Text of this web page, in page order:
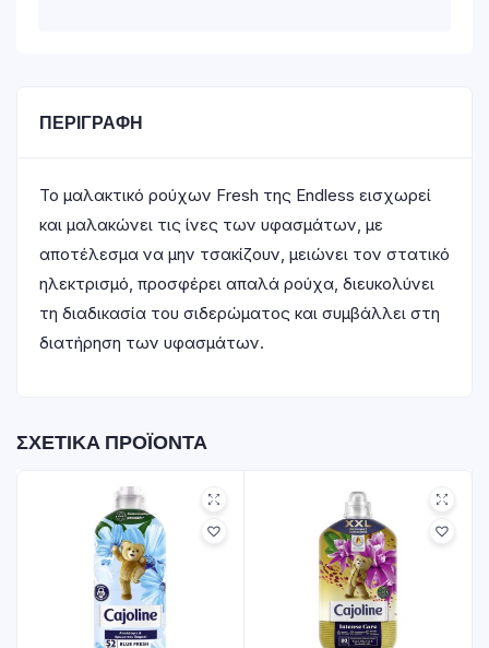
ΠΕΡΙΓΡΑΦΉ
Το μαλακτικό ρούχων Fresh της Endless εισχωρεί
και μαλακώνει τις ίνες των υφασμάτων, με
αποτέλεσμα να μην τσακίζουν, μειώνει τον στατικό
ηλεκτρισμό, προσφέρει απαλά ρούχα, διευκολύνει
τη διαδικασία του σιδερώματος και συμβάλλει στη
διατήρηση των υφασμάτων.
ΣΧΕΤΙΚΆ ΠΡΟΪΌΝΤΑ